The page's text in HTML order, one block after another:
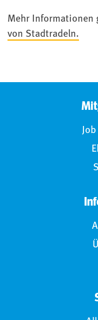
Mehr Informationen
von Stadtradeln.